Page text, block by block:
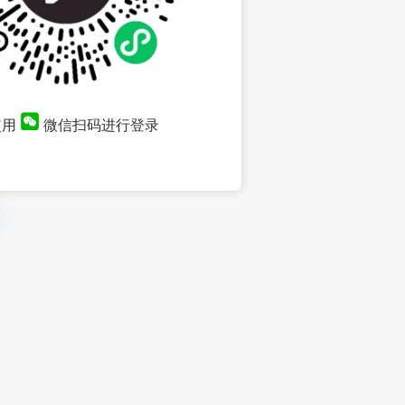
微信扫码进行登录